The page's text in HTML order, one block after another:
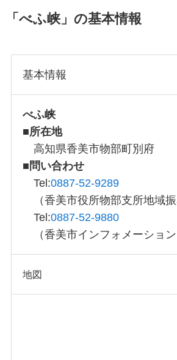
「 べふ峡」の基本情報
基本情報
べふ峡
■所在地
高知県香美市物部町別府
■ 問い合わせ
Tel:0887-52-9289
（香美市役所物部支所地域振
Tel:0887-52-9880
（香美市インフォメーション
地図